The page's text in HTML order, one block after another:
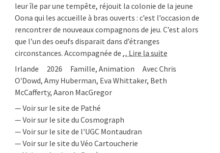
leur île par une tempête, réjouit la colonie de la jeune
Oona qui les accueille à bras ouverts : c’est l’occasion de
rencontrer de nouveaux compagnons de jeu. C’est alors
que l’un des oeufs disparait dans d’étranges
circonstances. Accompagnée de ... Lire la suite
Irlande
2026 Famille, Animation
Avec Chris
O'Dowd, Amy Huberman, Eva Whittaker, Beth
McCafferty, Aaron MacGregor
— Voir sur le site de Pathé
— Voir sur le site du Cosmograph
— Voir sur le site de l'UGC Montaudran
— Voir sur le site du Véo Cartoucherie